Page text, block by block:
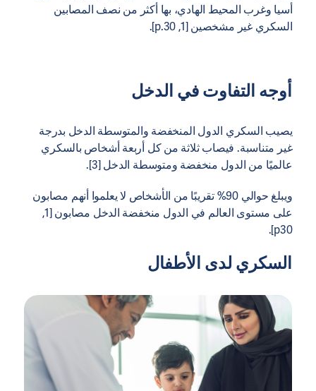
أسيا وغرب المحيط الهادي، بها أكثر من نصف المصابين
السكري غير مشخصين [1, p.30].
أوجه التفاوت في الدخل
يصيب السكري الدول المنخفضة والمتوسطة الدخل بدرجة
غير متناسبة. فيصاب ثلاثة من كل أربعة أشخاص بالسكري
عالميًا من الدول منخفضة ومتوسطة الدخل [3].
ويبلغ حوالي 90% تقريبًا من الأشخاص لا يعلموا أنهم مصابون
على مستوى العالم في الدول منخفضة الدخل مصابون [1,
p30].
السكري لدى الأطفال